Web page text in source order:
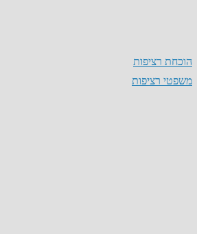
הוכחת רציפות
משפטי רציפות